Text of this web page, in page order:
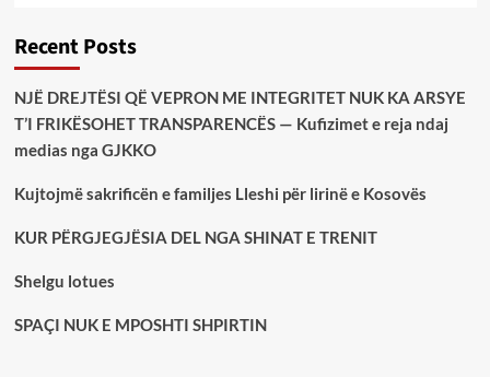
Recent Posts
NJË DREJTËSI QË VEPRON ME INTEGRITET NUK KA ARSYE
T’I FRIKËSOHET TRANSPARENCËS — Kufizimet e reja ndaj
medias nga GJKKO
Kujtojmë sakrificën e familjes Lleshi për lirinë e Kosovës
KUR PËRGJEGJËSIA DEL NGA SHINAT E TRENIT
Shelgu lotues
SPAÇI NUK E MPOSHTI SHPIRTIN